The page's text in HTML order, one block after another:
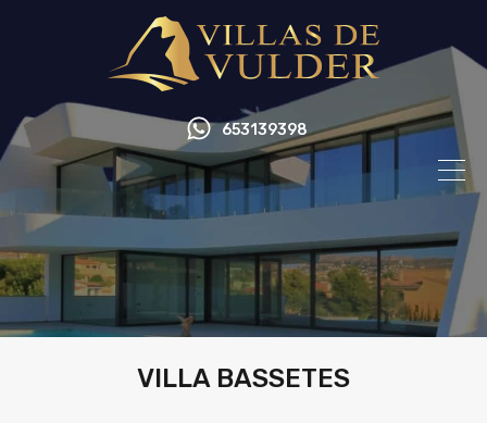
653139398
VILLA BASSETES